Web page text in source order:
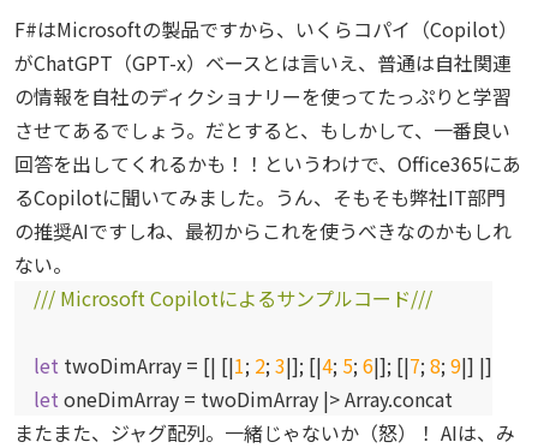
F#はMicrosoftの製品ですから、いくらコパイ（Copilot）
がChatGPT（GPT-x）ベースとは言いえ、普通は自社関連
の情報を自社のディクショナリーを使ってたっぷりと学習
させてあるでしょう。だとすると、もしかして、一番良い
回答を出してくれるかも！！というわけで、Office365にあ
るCopilotに聞いてみました。うん、そもそも弊社IT部門
の推奨AIですしね、最初からこれを使うべきなのかもしれ
ない。
/// Microsoft Copilotによるサンプルコード///
let twoDimArray = [| [|1; 2; 3|]; [|4; 5; 6|]; [|7; 8; 9|] |]
let oneDimArray = twoDimArray |> Array.concat
またまた、ジャグ配列。一緒じゃないか（怒）！ AIは、み